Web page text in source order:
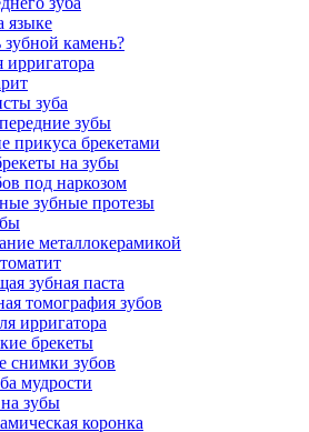
языке
зубной камень?
ирригатора
зуба
зубы
прикуса брекетами
на зубы
под наркозом
зубные протезы
металлокерамикой
зубная паста
томография зубов
ирригатора
брекеты
снимки зубов
мудрости
зубы
коронка